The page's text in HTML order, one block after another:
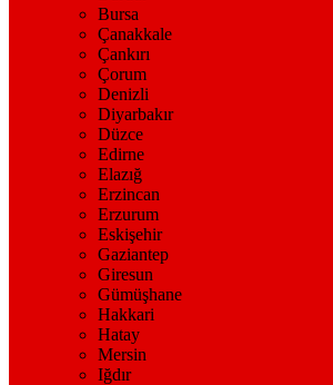
Bursa
Çanakkale
Çankırı
Çorum
Denizli
Diyarbakır
Düzce
Edirne
Elazığ
Erzincan
Erzurum
Eskişehir
Gaziantep
Giresun
Gümüşhane
Hakkari
Hatay
Mersin
Iğdır